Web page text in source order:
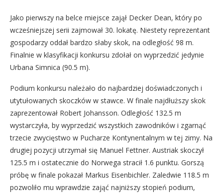
Jako pierwszy na belce miejsce zajął Decker Dean, który po
wcześniejszej serii zajmował 30. lokatę. Niestety reprezentant
gospodarzy oddał bardzo słaby skok, na odległość 98 m.
Finalnie w klasyfikacji konkursu zdołał on wyprzedzić jedynie
Urbana Simnica (90.5 m).
Podium konkursu należało do najbardziej doświadczonych i
utytułowanych skoczków w stawce. W finale najdłuższy skok
zaprezentował Robert Johansson. Odległość 132.5 m
wystarczyła, by wyprzedzić wszystkich zawodników i zgarnąć
trzecie zwycięstwo w Pucharze Kontynentalnym w tej zimy. Na
drugiej pozycji utrzymał się Manuel Fettner. Austriak skoczył
125.5 m i ostatecznie do Norwega stracił 1.6 punktu. Gorszą
próbę w finale pokazał Markus Eisenbichler. Zaledwie 118.5 m
pozwoliło mu wprawdzie zająć najniższy stopień podium,